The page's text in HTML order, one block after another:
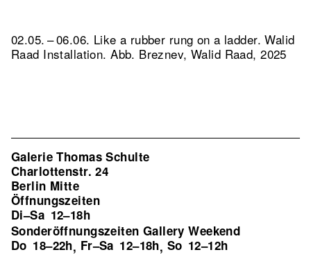
02.05. – 06.06. Like a rubber rung on a ladder. Walid
Raad Installation.Abb. Breznev, Walid Raad, 2025
Galerie Thomas Schulte
Charlottenstr. 24
Berlin Mitte
Öffnungszeiten
Di–Sa 12–18h
Sonderöffnungszeiten Gallery Weekend
Do 18–22h, Fr–Sa 12–18h, So 12–12h